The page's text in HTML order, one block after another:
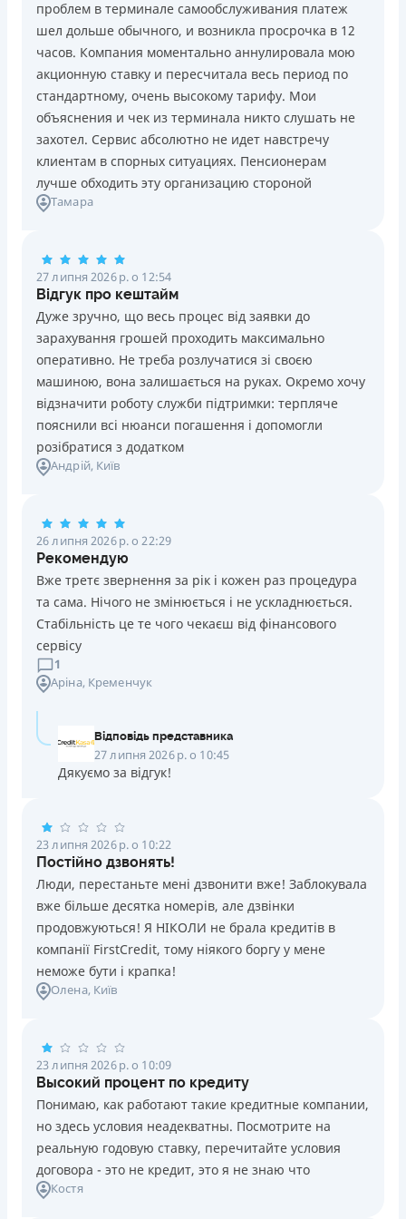
Недоліки
Нема кредиту для юросіб (ФОП)
Немає цілодобової підтримки по телефону, в Viber,
Telegram
Погашення
Оплата на розрахунковий рахунок
Онлайн (через сайт або інтернет-банкінг)
Через відділення банків-партнерів
Вся інформація про кредит
ОТРИМАТИ ПОЗИКУ Детальніше
Переваги
Довгостроковість: Кредит на 120 днів із виплатою
частинами (кожні 15–30 днів)
Швидкість: Автоматичне рішення та зарахування на
картку за 5 хвилин
Безпека: Безмежна верифікація через BankID
Акція: Перший платіж під 0,01% на день за
промокодом
Прозорість: Надійна ліцензія НБУ, без прихованих
Недоліки
Нема програми лояльності для постійних клієнтів
Нема кредиту для юросіб (ФОП)
Немає цілодобової підтримки
Telegram, Facebook
Погашення
В касах і терміналах відділень
Онлайн (через сайт або інтернет-банкінг)
Через термінали самообслуговування
Через термінали Приватбанку
Ліцензія переоформлена 27.03.2024 р.
Вся інформація про кредит
ОТРИМАТИ ПОЗИКУ Детальніше
проблем в терминале самообслуживания платеж
шел дольше обычного, и возникла просрочка в 12
часов. Компания моментально аннулировала мою
акционную ставку и пересчитала весь период по
стандартному, очень высокому тарифу. Мои
объяснения и чек из терминала никто слушать не
захотел. Сервис абсолютно не идет навстречу
клиентам в спорных ситуациях. Пенсионерам
лучше обходить эту организацию стороной
Тамара
27 липня 2026 р. о 12:54
Відгук про кештайм
Дуже зручно, що весь процес від заявки до
зарахування грошей проходить максимально
оперативно. Не треба розлучатися зі своєю
машиною, вона залишається на руках. Окремо хочу
відзначити роботу служби підтримки: терпляче
пояснили всі нюанси погашення і допомогли
розібратися з додатком
Андрій, Київ
26 липня 2026 р. о 22:29
Рекомендую
Вже третє звернення за рік і кожен раз процедура
та сама. Нічого не змінюється і не ускладнюється.
Стабільність це те чого чекаєш від фінансового
сервісу
1
Аріна, Кременчук
Відповідь представника
27 липня 2026 р. о 10:45
Дякуємо за відгук!
23 липня 2026 р. о 10:22
Постійно дзвонять!
Люди, перестаньте мені дзвонити вже! Заблокувала
вже більше десятка номерів, але дзвінки
продовжуються! Я НІКОЛИ не брала кредитів в
компанії FirstCredit, тому ніякого боргу у мене
неможе бути і крапка!
Олена, Київ
23 липня 2026 р. о 10:09
Высокий процент по кредиту
Понимаю, как работают такие кредитные компании,
но здесь условия неадекватны. Посмотрите на
реальную годовую ставку, перечитайте условия
договора - это не кредит, это я не знаю что
Костя